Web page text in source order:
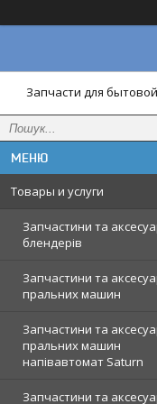
Запчасти для
Товары и услуги
Запчастини та
блендерів
Запчастини та
пральних машин
Запчастини та
пральних машин
напівавтомат Saturn
Запчастини та